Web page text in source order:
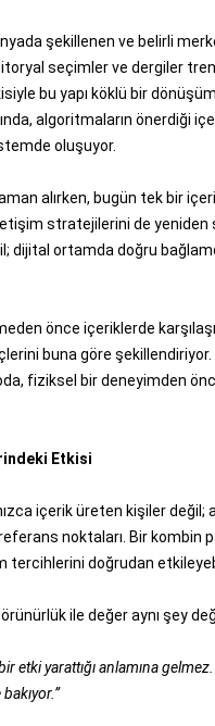
şekillenen ve belirli
seçimler ve dergiler
bu yapı köklü bir
algoritmaların önerdiği
oluşuyor.
alırken, bugün tek bir
stratejilerini de yeniden
dijital ortamda doğru
önce içeriklerde
buna göre şekillendiriyor.
fiziksel bir deneyimden
Etkisi
içerik üreten kişiler değil;
noktaları. Bir kombin
tercihlerini doğrudan
ile değer aynı şey
etki yarattığı anlamına